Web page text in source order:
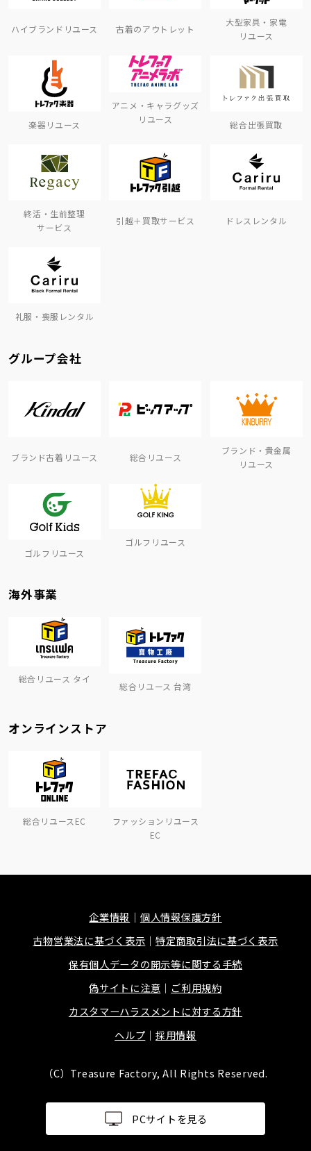
ハイブランドリユース 古着のアウトレット
大型家具・家電
リユース
楽器リユース
アニメ・キャラグッズ
リユース
総合出張買取
終活・生前整理
サービス
引越＋買取サービス ドレスレンタル
礼服・喪服レンタル
グループ会社
ブランド古着リユース 総合リユース
ブランド・貴金属
リユース
ゴルフリユース
ゴルフリユース
海外事業
総合リユース タイ
総合リユース 台湾
オンラインストア
総合リユースEC
ファッションリユース
EC
企業情報
個人情報保護方針
古物営業法に基づく表示
特定商取引法に基づく表示
保有個人データの開示等に関する手続
偽サイトに注意
ご利用規約
カスタマーハラスメントに対する方針
ヘルプ
採用情報
（C）Treasure Factory, All Rights Reserved.
PCサイトを見る